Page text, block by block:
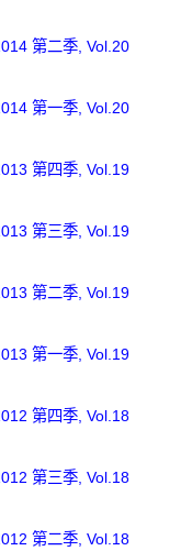
第二季, Vol.20
第一季, Vol.20
第四季, Vol.19
第三季, Vol.19
第二季, Vol.19
第一季, Vol.19
第四季, Vol.18
第三季, Vol.18
第二季, Vol.18